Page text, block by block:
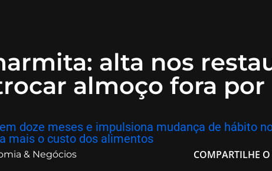
alta nos
almoço fora
doze meses e impulsiona mudança de hábito
mais o custo dos alimentos
& Negócios COMPARTILHE